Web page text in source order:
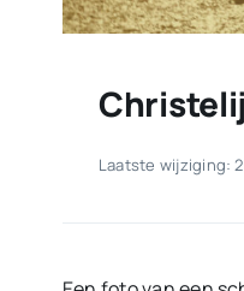
Laatste wijziging: